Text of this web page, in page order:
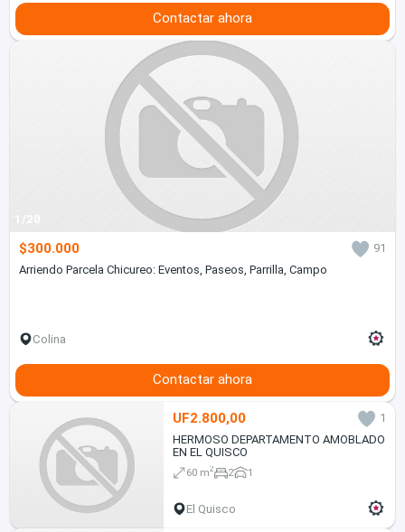
Contactar ahora
1/20
$300.000
91
Arriendo Parcela Chicureo: Eventos, Paseos, Parrilla, Campo
Colina
Contactar ahora
UF2.800,00
1
HERMOSO DEPARTAMENTO AMOBLADO
EN EL QUISCO
60 m2 2 1
El Quisco